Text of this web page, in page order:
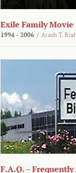
Exile Family Movie
1994 - 2006 / Arash T.
F.A.Q. –